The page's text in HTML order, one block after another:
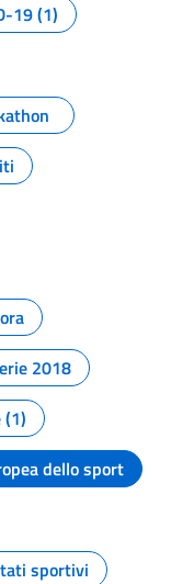
19 (1)
2018
(1)
dello sport
sportivi